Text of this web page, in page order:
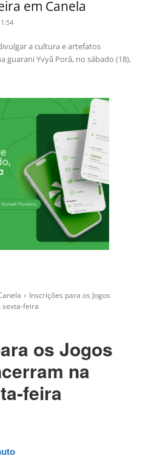
em Canela
a cultura e artefatos
guarani Yvyã Porâ, no sábado (18),